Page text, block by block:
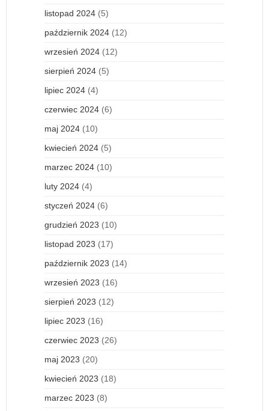
listopad 2024 (5)
październik 2024 (12)
wrzesień 2024 (12)
sierpień 2024 (5)
lipiec 2024 (4)
czerwiec 2024 (6)
maj 2024 (10)
kwiecień 2024 (5)
marzec 2024 (10)
luty 2024 (4)
styczeń 2024 (6)
grudzień 2023 (10)
listopad 2023 (17)
październik 2023 (14)
wrzesień 2023 (16)
sierpień 2023 (12)
lipiec 2023 (16)
czerwiec 2023 (26)
maj 2023 (20)
kwiecień 2023 (18)
marzec 2023 (8)